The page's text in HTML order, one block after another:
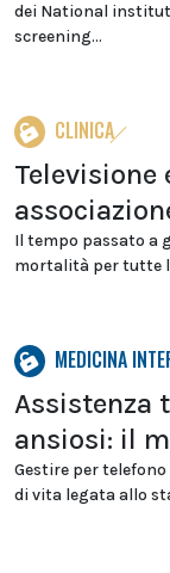
dei National
screening...
CLINICA
Il tempo passato a
mortalità per tutte
MEDICINA
Assistenza
ansiosi: il
Gestire per
di vita legata allo